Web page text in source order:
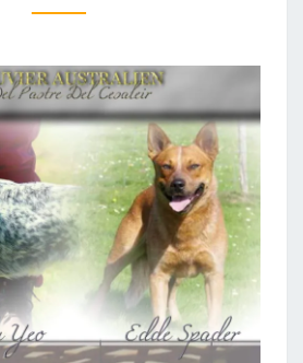
LULU
EDDE